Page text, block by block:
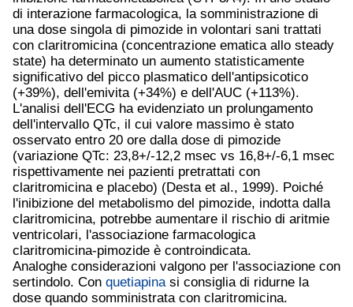
di interazione farmacologica, la somministrazione di
una dose singola di pimozide in volontari sani trattati
con claritromicina (concentrazione ematica allo steady
state) ha determinato un aumento statisticamente
significativo del picco plasmatico dell'antipsicotico
(+39%), dell'emivita (+34%) e dell'AUC (+113%).
L'analisi dell'ECG ha evidenziato un prolungamento
dell'intervallo QTc, il cui valore massimo è stato
osservato entro 20 ore dalla dose di pimozide
(variazione QTc: 23,8+/-12,2 msec vs 16,8+/-6,1 msec
rispettivamente nei pazienti pretrattati con
claritromicina e placebo) (Desta et al., 1999). Poiché
l'inibizione del metabolismo del pimozide, indotta dalla
claritromicina, potrebbe aumentare il rischio di aritmie
ventricolari, l'associazione farmacologica
claritromicina-pimozide è controindicata.
Analoghe considerazioni valgono per l'associazione con
sertindolo. Con quetiapinasi consiglia di ridurne la
dose quando somministrata con claritromicina.